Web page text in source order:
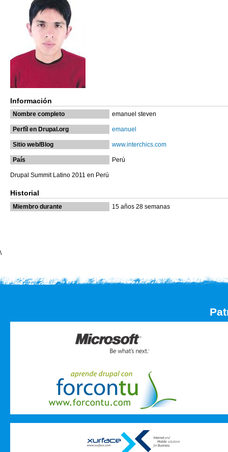
Información
Nombre completo emanuel steven
Perfíl en Drupal.org emanuel
Sitio web/Blog www.interchics.com
País Perú
Drupal Summit Latino 2011 en Perú
Historial
Miembro durante 15 años 28 semanas
\